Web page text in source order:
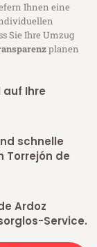
Ihnen eine
Sie Ihre Umzug
planen
auf Ihre
schnelle
Torrejón de
Ardoz
Service.